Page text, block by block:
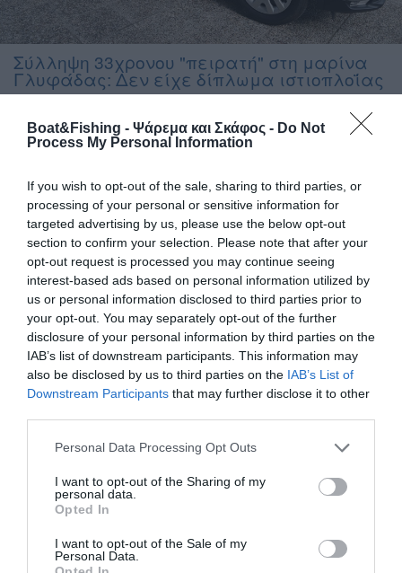
Boat&Fishing - Ψάρεμα και Σκάφος - Do Not
Process My Personal Information
If you wish to opt-out of the sale, sharing to third parties, or
processing of your personal or sensitive information for
targeted advertising by us, please use the below opt-out
section to confirm your selection. Please note that after your
opt-out request is processed you may continue seeing
interest-based ads based on personal information utilized by
us or personal information disclosed to third parties prior to
your opt-out. You may separately opt-out of the further
disclosure of your personal information by third parties on the
IAB’s list of downstream participants. This information may
also be disclosed by us to third parties on the IAB’s List of
Downstream Participants that may further disclose it to other
Personal Data Processing Opt Outs
I want to opt-out of the Sharing of my
personal data.
Opted In
I want to opt-out of the Sale of my
Personal Data.
Σύλληψη 33χρονου "πειρατή" στη μαρίνα
Γλυφάδας: Δεν είχε δίπλωμα ιστιοπλοΐας
Κατά τη διενέργεια περιπολίας από περιπολικό σκάφος του
Λιμενικού, το πρωί της Δευτέρας (11/9), εντοπίστηκε Ι/Φ
σκάφος σημαίας Ιταλίας, με κυβερνήτη και μοναδικό
του, παρουσιάστηκε μηχανική βλάβη στον εργάτη της άγκυρας,
στην είσοδο της 4ης μαρίνας Γλυφάδας. Σε έλεγχο που
διενεργήθηκε από στελέχη της οικείας Λιμενικής Αρχής, […]
Μαρίνα Γλυφάδας